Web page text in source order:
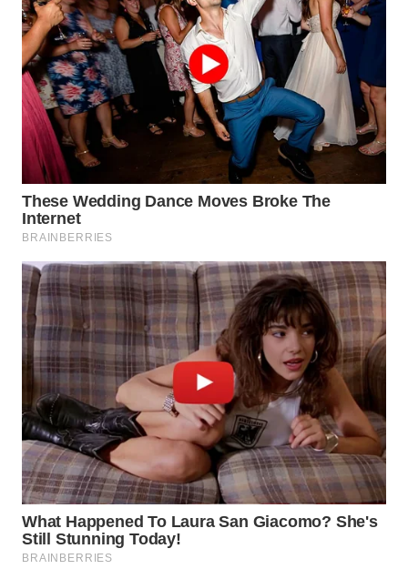
WN
SUKABUMI
WN
PURWAKARTA
WN
PRIANGAN
TIMUR
SEMARANG
WN
SOLO
WN
BOROBUDUR
WN
MADURA
WN
SURABAYA